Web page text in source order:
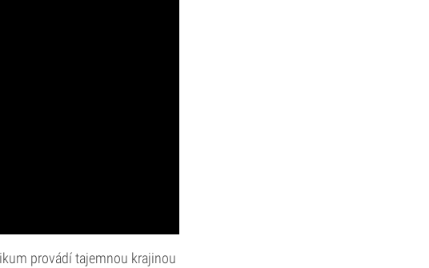
provádí tajemnou krajinou